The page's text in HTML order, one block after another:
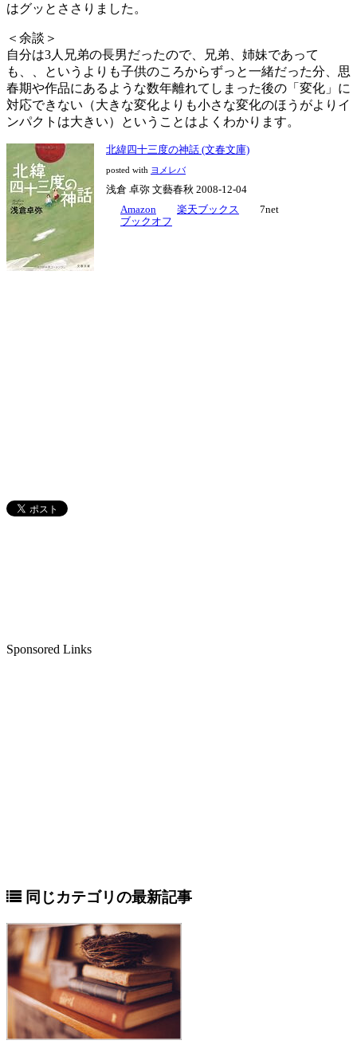
はグッとささりました。
＜余談＞
自分は3人兄弟の長男だったので、兄弟、姉妹であって
も、、というよりも子供のころからずっと一緒だった分、思
春期や作品にあるような数年離れてしまった後の「変化」に
対応できない（大きな変化よりも小さな変化のほうがよりイ
ンパクトは大きい）ということはよくわかります。
北緯四十三度の神話 (文春文庫)
posted with ヨメレバ
浅倉 卓弥 文藝春秋 2008-12-04
Amazon
楽天ブックス
7net
ブックオフ
Sponsored Links
同じカテゴリの最新記事